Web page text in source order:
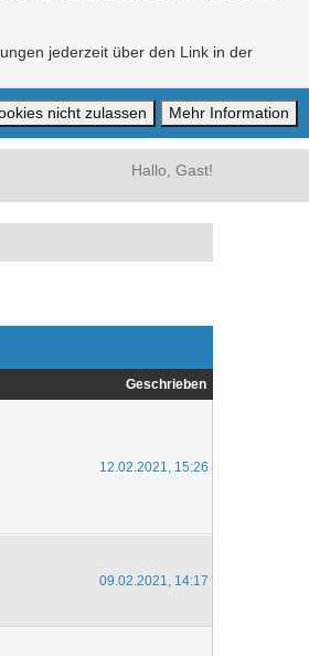
jederzeit über den Link in der
Hallo, Gast!
Geschrieben
12.02.2021, 15:26
09.02.2021, 14:17